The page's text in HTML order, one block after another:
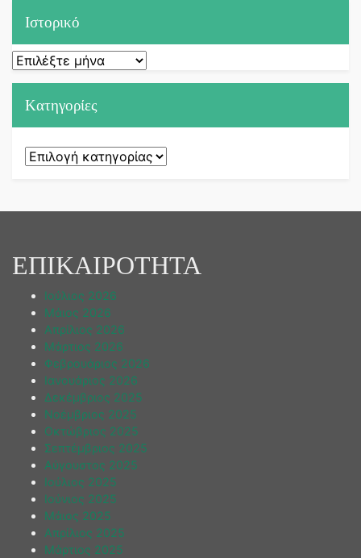
Ιστορικό
Ιστορικό
Kατηγορίες
Kατηγορίες
ΕΠΙΚΑΙΡΟΤΗΤΑ
Ιούλιος 2026
Μάιος 2026
Απρίλιος 2026
Μάρτιος 2026
Φεβρουάριος 2026
Ιανουάριος 2026
Δεκέμβριος 2025
Νοέμβριος 2025
Οκτώβριος 2025
Σεπτέμβριος 2025
Αύγουστος 2025
Ιούλιος 2025
Ιούνιος 2025
Μάιος 2025
Απρίλιος 2025
Μάρτιος 2025